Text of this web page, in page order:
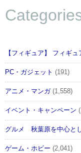
【フィギュア】 フィギ
PC・ガジェット (191)
アニメ・マンガ(1,558)
イベント・キャンペーン
グルメ 秋葉原を中心と
ゲーム・ホビー (2,041)